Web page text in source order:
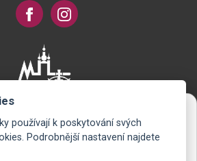
na Váš e-mail
používají k poskytování svých
Podrobnější nastavení najdete